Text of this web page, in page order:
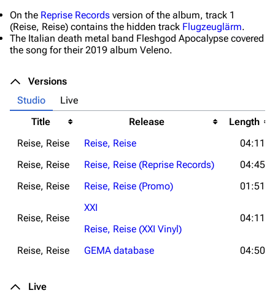
On the Reprise Records version of the album, track 1
(Reise, Reise) contains the hidden track Flugzeuglärm.
The Italian death metal band Fleshgod Apocalypse covered
the song for their 2019 album Veleno.
Versions
Studio
Live
Title
Release
Length
Reise, Reise
Reise, Reise
04:11
Reise, Reise
Reise, Reise (Reprise Records)
04:45
Reise, Reise
Reise, Reise (Promo) 01:51
Reise, Reise
XXI
04:11
Reise, Reise (XXI Vinyl)
Reise, Reise
GEMA database 04:50
Live